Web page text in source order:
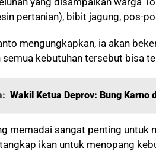
pertanian), bibit jagung, pos-
mengungkapkan, ia akan
kebutuhan tersebut bisa
Wakil Ketua Deprov: Bung Karno
memadai sangat penting untuk
ikan untuk menopang